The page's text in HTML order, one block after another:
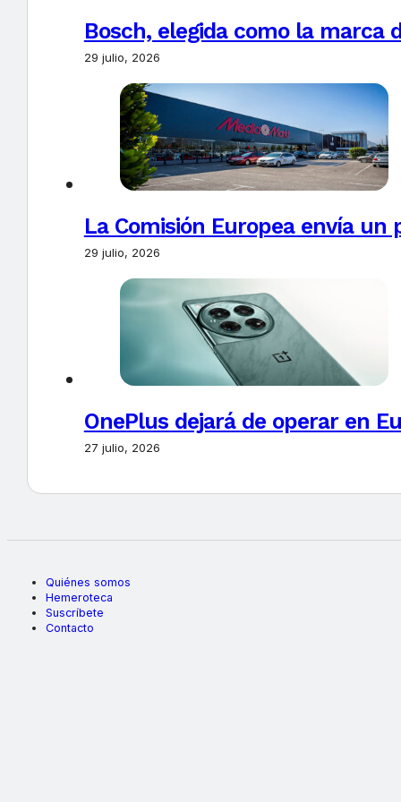
Bosch, elegida como la marca
29 julio, 2026
La Comisión Europea envía un
29 julio, 2026
OnePlus dejará de operar en
27 julio, 2026
Quiénes somos
Hemeroteca
Suscríbete
Contacto